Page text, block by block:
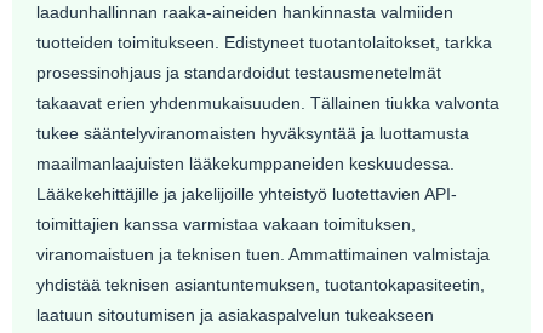
laadunhallinnan raaka-aineiden hankinnasta valmiiden
tuotteiden toimitukseen. Edistyneet tuotantolaitokset, tarkka
prosessinohjaus ja standardoidut testausmenetelmät
takaavat erien yhdenmukaisuuden. Tällainen tiukka valvonta
tukee sääntelyviranomaisten hyväksyntää ja luottamusta
maailmanlaajuisten lääkekumppaneiden keskuudessa.
Lääkekehittäjille ja jakelijoille yhteistyö luotettavien API-
toimittajien kanssa varmistaa vakaan toimituksen,
viranomaistuen ja teknisen tuen. Ammattimainen valmistaja
yhdistää teknisen asiantuntemuksen, tuotantokapasiteetin,
laatuun sitoutumisen ja asiakaspalvelun tukeakseen